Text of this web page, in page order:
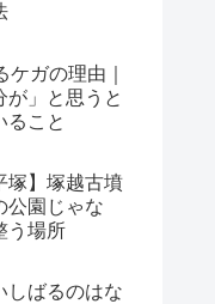
ガの理由｜
が」と思うと
ること
塚】塚越古墳
公園じゃな
う場所
しばるのはな